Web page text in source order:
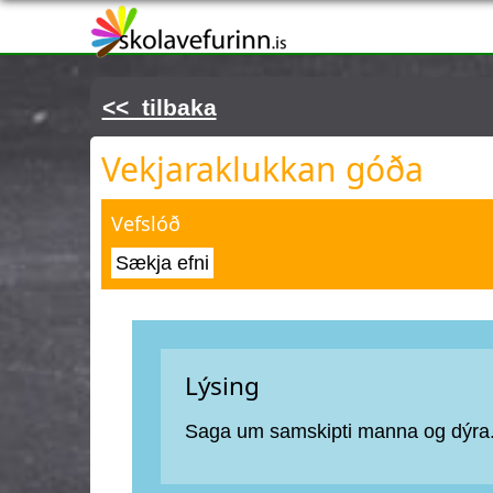
<< tilbaka
Vekjaraklukkan góða
Vefslóð
Sækja efni
Lýsing
Saga um samskipti manna og dýra.